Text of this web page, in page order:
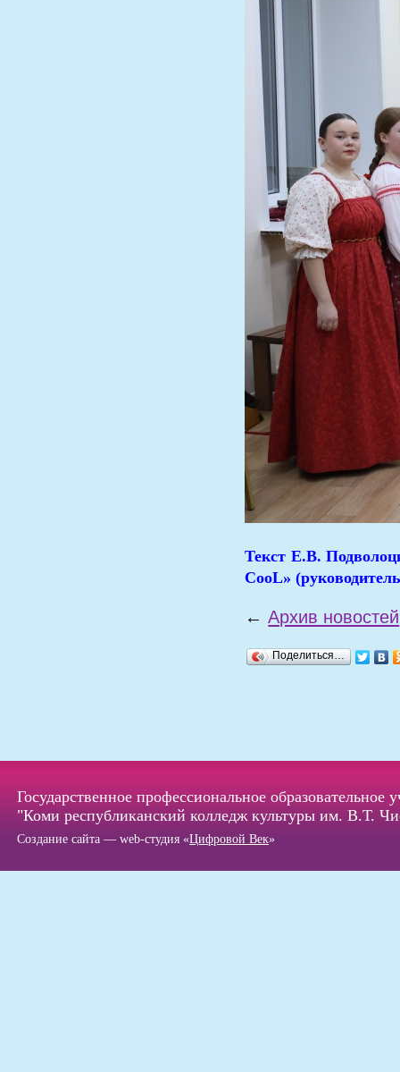
Текст Е.В.
CooL»
←Архив новостей
Поделиться…
Государственное профессиональное
"Коми республиканский колледж культуры им. В.Т.
Создание сайта — web-студия «Цифровой Век»